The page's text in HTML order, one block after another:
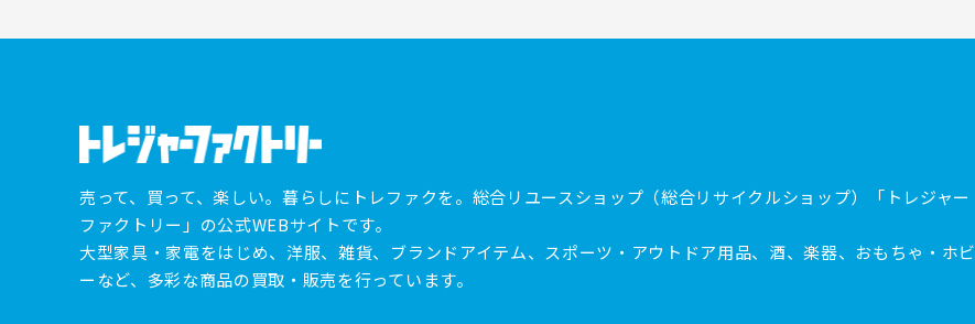
売って、買って、楽しい。暮らしにトレファクを。総合リユースショップ（総合リサイクルショップ）「トレジャー
ファクトリー」の公式WEBサイトです。
大型家具・家電をはじめ、洋服、雑貨、ブランドアイテム、スポーツ・アウトドア用品、酒、楽器、おもちゃ・ホビ
ーなど、多彩な商品の買取・販売を行っています。